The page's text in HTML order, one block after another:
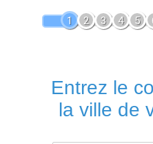
1 2 3 4 5
Entrez le
la ville de